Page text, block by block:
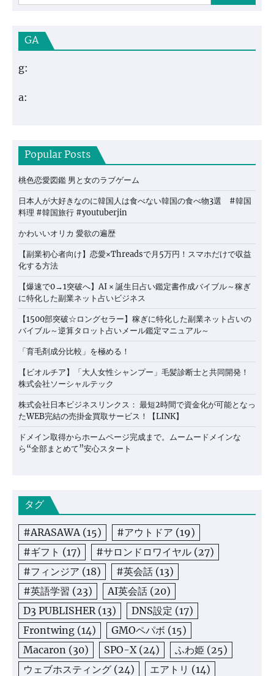
GA
g:
a:
Popular Posts
桃色恋愛図鑑 男と女のラブゲーム
日本人が大好きなのに韓国人は食べない韓国の食べ物3選 #韓国
料理 #韓国旅行 #youtuberjin
かわいいオリカ 愛欲の遍歴
【副業初心者向け】恋愛×Threadsで月5万円！スマホだけで収益
化する方法
【爆速で0→1突破へ】AI × 誕生日占い鑑定書作成バイブル～稼ぎ
に特化した副業ネット占いビジネス
【1500部突破☆ロングセラー】稼ぎに特化した副業ネット占いの
バイブル～逆算タロット占いメール鑑定マニュアル～
「育毛剤成分比較」を極める！
【ビオルチア】「大人女性シャンプー」毛髪診断士と共同開発！
株式会社ソーシャルテック
株式会社日本ビジネスリンクス： 最短2時間で資金化が可能となっ
たWEB完結の売掛金買取サービス！【LINK】
ドメイン取得からホームページ完成まで。ムームードメインな
ら“全部まとめて”安心スタート
タグ
#ARASAWA (15) #アウトドア (19)
#ギフト (17) #サロンドロワイヤル (27)
#フィンジア (18) #英会話 (13)
#英語学習 (23) AI英会話 (20)
D3 PUBLISHER (13) DNS設定 (17)
Frontwing (14) GMOペパボ (15)
Macaron (30) SPO-X (24) ふわ姫 (25)
ウェブホスティング (24) エアトリ (14)